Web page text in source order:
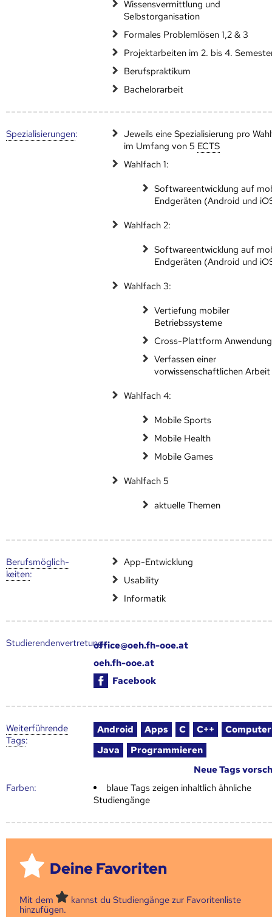
Wissensvermittlung und
Selbstorganisation
Formales Problemlösen 1,2 & 3
Projektarbeiten im 2. bis 4.
Berufspraktikum
Bachelorarbeit
Speziali­sierungen:
Jeweils eine Spezialisierung pro
im Umfang von 5 ECTS
Wahlfach 1:
Softwareentwicklung auf
Endgeräten (Android und
Wahlfach 2:
Softwareentwicklung auf
Endgeräten (Android und
Wahlfach 3:
Vertiefung mobiler
Betriebssysteme
Cross-Plattform
Verfassen einer
vorwissenschaftlichen Arbeit
Wahlfach 4:
Mobile Sports
Mobile Health
Mobile Games
Wahlfach 5
aktuelle Themen
Berufs­möglich­
keiten:
App-Entwicklung
Usability
Informatik
Studierendenvertretung:office@oeh.fh-ooe.at
oeh.fh-ooe.at
Facebook
Weiter­führende
Tags:
Android Apps C C++
Computer
Java
Programmieren
Neue Tags
Farben:
blaue Tags zeigen inhaltlich ähnliche
Studiengänge
Deine Favoriten
Mit dem
kannst du Studiengänge zur Favoritenliste
hinzufügen.